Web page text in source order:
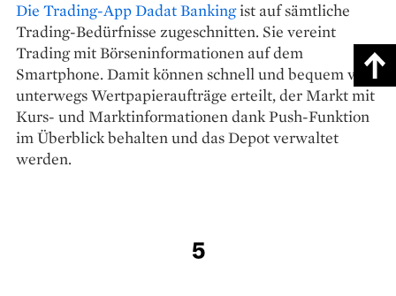
Die Trading-App Dadat Bankingist auf sämtliche
Trading-Bedürfnisse zugeschnitten. Sie vereint
Trading mit Börseninformationen auf dem
Smartphone. Damit können schnell und bequem von
unterwegs Wertpapieraufträge erteilt, der Markt mit
Kurs- und Marktinformationen dank Push-Funktion
im Überblick behalten und das Depot verwaltet
werden.
5